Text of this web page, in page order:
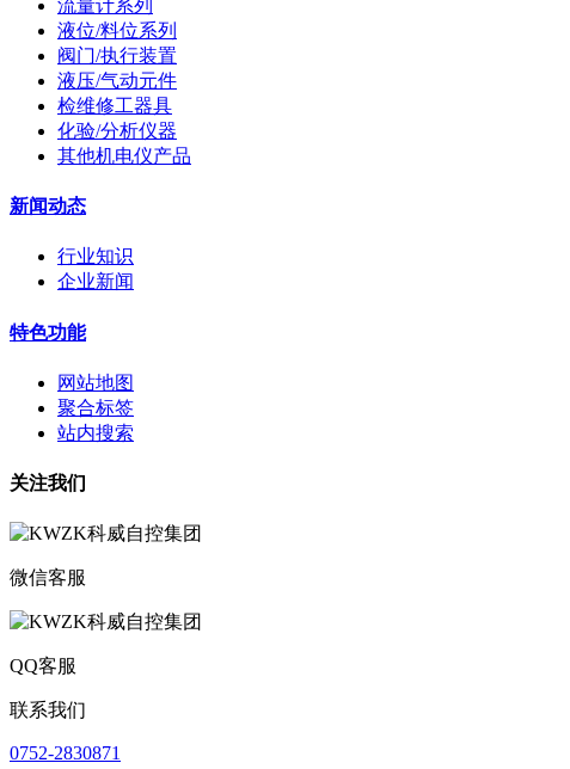
流量计系列
液位/料位系列
阀门/执行装置
液压/气动元件
检维修工器具
化验/分析仪器
其他机电仪产品
新闻动态
行业知识
企业新闻
特色功能
网站地图
聚合标签
站内搜索
关注我们
微信客服
QQ客服
联系我们
0752-2830871